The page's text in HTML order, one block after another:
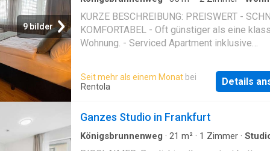
Raum zum Arbeiten, Schlafen und Kochen.
Möblierung umfasst alles, was man zum
braucht – ergänzt durch ein modernes Bad mit
ebenerdiger Dusche
9 bilder
KURZE BESCHREIBUNG: PREISWERT -
KOMFORTABEL - Oft günstiger als eine
Wohnung. - Serviced Apartment inklusive
kostenlosses Frühstück – inklusive Kaffee
(Espresso, Macchiato oder Cappuccino). -
Seit mehr als einem Monat bei
Rentola
Details
Ganzes Studio in Frankfurt
Königsbrunnenweg · 21 m² · 1 Zimmer ·